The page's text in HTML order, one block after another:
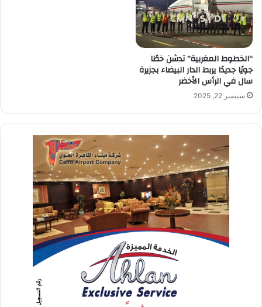
“الخطوط المغربية” تدشن خطًا
جويًا جديدًا يربط الدار البيضاء بجزيرة
سال في الرأس الأخضر
سبتمبر 22, 2025